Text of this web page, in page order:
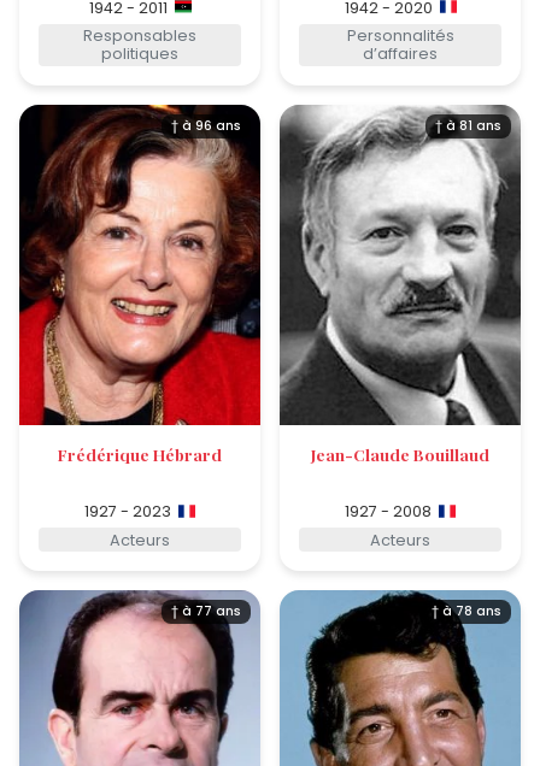
1942 - 2011
Responsables
politiques
1942 - 2020
Personnalités
d’affaires
† à 96 ans
Frédérique Hébrard
1927 - 2023
Acteurs
† à 81 ans
Jean-Claude Bouillaud
1927 - 2008
Acteurs
† à 77 ans † à 78 ans